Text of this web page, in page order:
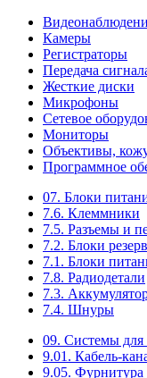
Камеры
Регистраторы
Передача
Жесткие диски
Микрофоны
Сетевое
Мониторы
Объективы,
Программное
07. Блоки
7.6. Клеммники
7.5. Разъемы и
7.2. Блоки
7.1. Блоки
7.8. Радиодетали
7.3.
7.4. Шнуры
09. Системы для
9.01. Кабель-
9.05. Фурнитура